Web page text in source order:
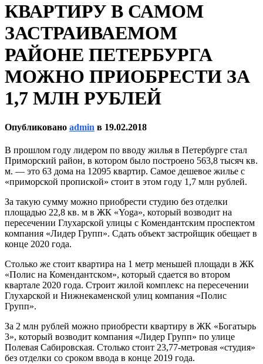
КВАРТИРУ В САМОМ
ЗАСТРАИВАЕМОМ
РАЙОНЕ ПЕТЕРБУРГА
МОЖНО ПРИОБРЕСТИ ЗА
1,7 МЛН РУБЛЕЙ
Опубликовано admin в 19.02.2018
В прошлом году лидером по вводу жилья в Петербурге стал
Приморский район, в котором было построено 563,8 тысяч кв.
м. — это 63 дома на 12095 квартир. Самое дешевое жилье с
«приморской пропиской» стоит в этом году 1,7 млн рублей.
За такую сумму можно приобрести студию без отделки
площадью 22,8 кв. м в ЖК «Yoga», который возводит на
пересечении Глухарской улицы с Комендантским проспектом
компания «Лидер Групп». Сдать объект застройщик обещает в
конце 2020 года.
Столько же стоит квартира на 1 метр меньшей площади в ЖК
«Полис на Комендантском», который сдается во втором
квартале 2020 года. Строит жилой комплекс на пересечении
Глухарской и Нижнекаменской улиц компания «Полис
Групп».
За 2 млн рублей можно приобрести квартиру в ЖК «Богатырь
3», который возводит компания «Лидер Групп» по улице
Полевая Сабировская. Столько стоит 23,77-метровая «студия»
без отделки со сроком ввода в конце 2019 года.